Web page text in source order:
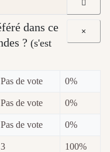
×
dans ce
? (s'est
Pas de vote 0%
Pas de vote 0%
Pas de vote 0%
3 100%